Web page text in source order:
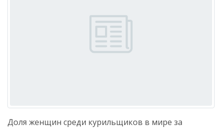
Доля женщин среди курильщиков в мире за